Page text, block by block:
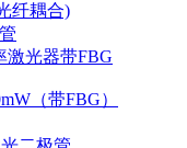
纤耦合)
激光器带FBG
（带FBG）